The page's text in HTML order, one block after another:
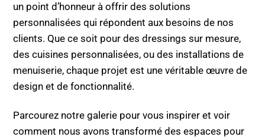
un point d’honneur à offrir des solutions
personnalisées qui répondent aux besoins de nos
clients. Que ce soit pour des dressings sur mesure,
des cuisines personnalisées, ou des installations de
menuiserie, chaque projet est une véritable œuvre de
design et de fonctionnalité.
Parcourez notre galerie pour vous inspirer et voir
comment nous avons transformé des espaces pour